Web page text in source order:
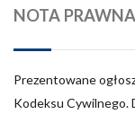
NOTA PRAWNA
Prezentowane
Kodeksu Cywilnego.